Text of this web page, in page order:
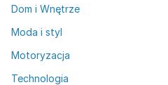
Dom i Wnętrze
Moda i styl
Motoryzacja
Technologia